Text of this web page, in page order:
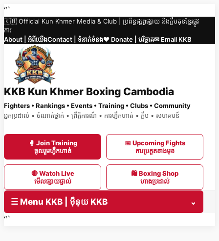
Skip
to
content
“`
🇰🇭 Official Kun Khmer Media & Club | ប្រព័ន្ធផ្សព្វផ្សាយ និងក្លឹបគុនខ្មែរផ្លូវ
ការ
About | អំពីយើងContact | ទំនាក់ទំនង❤️ Donate | បរិច្ចាគ✉ Email KKB
KKB Kun Khmer Boxing Cambodia
Fighters • Rankings • Events • Training • Clubs • Community
អ្នកប្រដាល់ • ចំណាត់ថ្នាក់ • ព្រឹត្តិការណ៍ • ការហ្វឹកហាត់ • ក្លឹប • សហគមន៍
🥊 Join Training
ចូលរួមហ្វឹកហាត់
📅 Upcoming Fights
ការប្រកួតខាងមុខ
🔴 Watch Live
មើលផ្សាយផ្ទាល់
🛍 Boxing Shop
ហាងប្រដាល់
☰ Menu KKB | ម៉ឺនុយ KKB
⌄
“`